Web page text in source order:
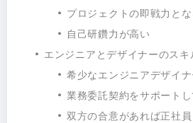
プロジェクトの即戦力とな
自己研鑽力が高い
エンジニアとデザイナーのス
希少なエンジニアデザイ
業務委託契約をサポート
双方の合意があれば正社